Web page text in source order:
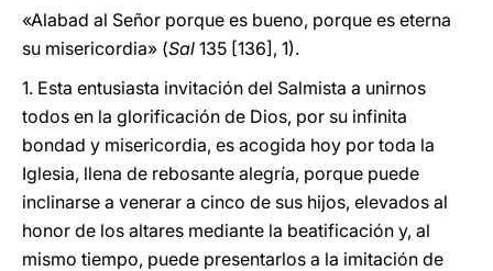
«Alabad al Señor porque es bueno, porque es eterna
su misericordia» (Sal 135 [136], 1).
1. Esta entusiasta invitación del Salmista a unirnos
todos en la glorificación de Dios, por su infinita
bondad y misericordia, es acogida hoy por toda la
Iglesia, llena de rebosante alegría, porque puede
inclinarse a venerar a cinco de sus hijos, elevados al
honor de los altares mediante la beatificación y, al
mismo tiempo, puede presentarlos a la imitación de